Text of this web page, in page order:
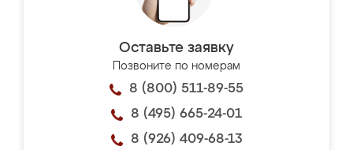
Оставьте заявку
Позвоните по номерам
8 (800) 511-89-55
8 (495) 665-24-01
8 (926) 409-68-13